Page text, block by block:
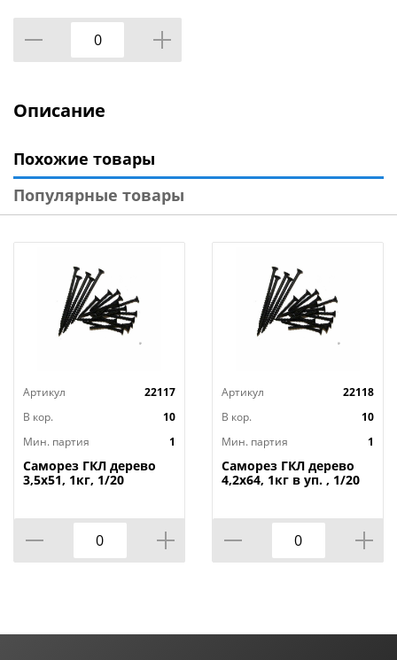
Описание
Похожие товары
Популярные товары
Артикул
22117
В кор.
10
Мин. партия
1
Саморез ГКЛ дерево
3,5х51, 1кг, 1/20
Артикул
22118
В кор.
10
Мин. партия
1
Саморез ГКЛ дерево
4,2х64, 1кг в уп. , 1/20